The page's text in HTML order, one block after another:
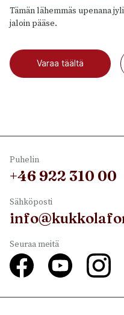
Tämän lähemmäs upenana
jaloin pääse.
Varaa täältä
Puhelin
+46 922 310 00
Sähköposti
Seuraa meitä